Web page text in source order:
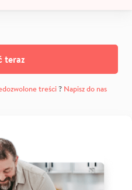
teraz
treści? Napisz do nas